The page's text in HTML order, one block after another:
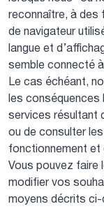
reconnaître, à des
de navigateur
langue et
semble connecté
Le cas échéant,
les conséquences
services résultant
ou de consulter
fonctionnement et
Vous pouvez faire
modifier vos
moyens décrits